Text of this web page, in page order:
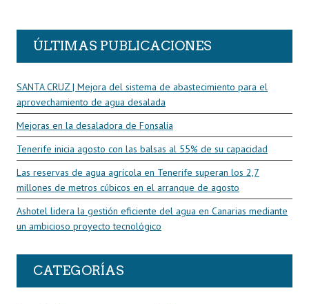
ÚLTIMAS PUBLICACIONES
SANTA CRUZ | Mejora del sistema de abastecimiento para el
aprovechamiento de agua desalada
Mejoras en la desaladora de Fonsalía
Tenerife inicia agosto con las balsas al 55% de su capacidad
Las reservas de agua agrícola en Tenerife superan los 2,7
millones de metros cúbicos en el arranque de agosto
Ashotel lidera la gestión eficiente del agua en Canarias mediante
un ambicioso proyecto tecnológico
CATEGORÍAS